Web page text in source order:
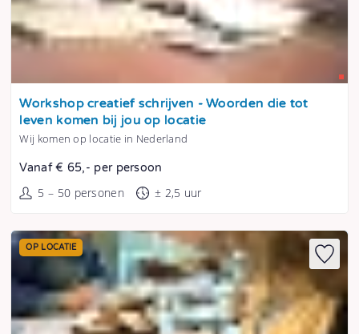
Tonen
Workshop creatief schrijven - Woorden die tot
leven komen bij jou op locatie
Wij komen op locatie in Nederland
Vanaf € 65,- per persoon
5 – 50 personen ± 2,5 uur
OP LOCATIE